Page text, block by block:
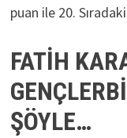
puan ile 20.
FATİH
ŞÖYLE…